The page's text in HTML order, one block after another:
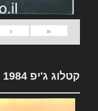
«
‹
קטלוג ג'יפ 1984